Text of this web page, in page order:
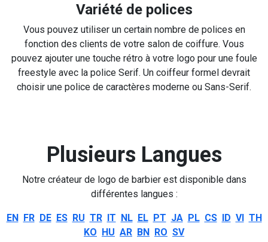
Variété de polices
Vous pouvez utiliser un certain nombre de polices en
fonction des clients de votre salon de coiffure. Vous
pouvez ajouter une touche rétro à votre logo pour une foule
freestyle avec la police Serif. Un coiffeur formel devrait
choisir une police de caractères moderne ou Sans-Serif.
Plusieurs Langues
Notre créateur de logo de barbier est disponible dans
différentes langues :
EN FR DE ES RU TR IT NL EL PT JA PL CS ID VI TH
KO HU AR BN RO SV